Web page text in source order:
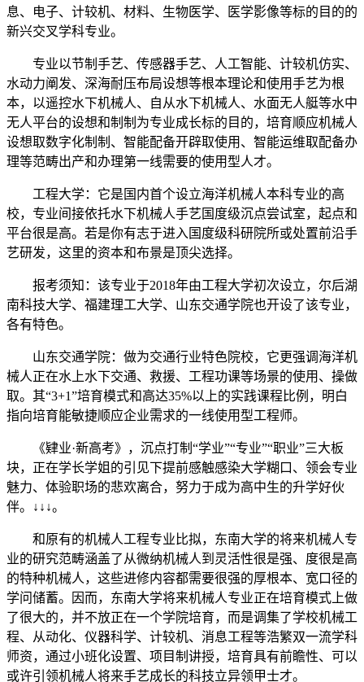
息、电子、计较机、材料、生物医学、医学影像等标的目的的
新兴交叉学科专业。
专业以节制手艺、传感器手艺、人工智能、计较机仿实、
水动力阐发、深海耐压布局设想等根本理论和使用手艺为根
本，以遥控水下机械人、自从水下机械人、水面无人艇等水中
无人平台的设想和制制为专业成长标的目的，培育顺应机械人
设想取数字化制制、智能配备开辟取使用、智能运维取配备办
理等范畴出产和办理第一线需要的使用型人才。
工程大学：它是国内首个设立海洋机械人本科专业的高
校，专业间接依托水下机械人手艺国度级沉点尝试室，起点和
平台很是高。若是你有志于进入国度级科研院所或处置前沿手
艺研发，这里的资本和布景是顶尖选择。
报考须知：该专业于2018年由工程大学初次设立，尔后湖
南科技大学、福建理工大学、山东交通学院也开设了该专业，
各有特色。
山东交通学院：做为交通行业特色院校，它更强调海洋机
械人正在水上水下交通、救援、工程功课等场景的使用、操做
取。其“3+1”培育模式和高达35%以上的实践课程比例，明白
指向培育能敏捷顺应企业需求的一线使用型工程师。
《肄业·新高考》，沉点打制“学业”“专业”“职业”三大板
块，正在学长学姐的引见下提前感触感染大学糊口、领会专业
魅力、体验职场的悲欢离合，努力于成为高中生的升学好伙
伴。↓↓↓。
和原有的机械人工程专业比拟，东南大学的将来机械人专
业的研究范畴涵盖了从微纳机械人到灵活性很是强、度很是高
的特种机械人，这些进修内容都需要很强的厚根本、宽口径的
学问储蓄。因而，东南大学将来机械人专业正在培育模式上做
了很大的，并不放正在一个学院培育，而是调集了学校机械工
程、从动化、仪器科学、计较机、消息工程等浩繁双一流学科
师资，通过小班化设置、项目制讲授，培育具有前瞻性、可以
或许引领机械人将来手艺成长的科技立异领甲士才。